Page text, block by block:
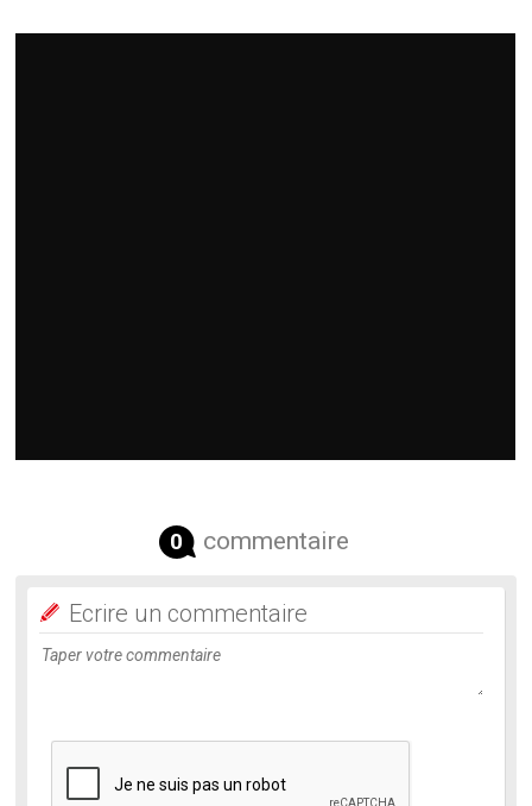
0 commentaire
Ecrire un commentaire